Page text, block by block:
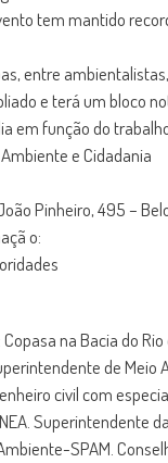
tem mantido
entre
e terá um bloco
em função do
e Cidadania
Pinheiro, 495 –
o:
na Bacia do Rio
de Meio
civil com
Superintendente
SPAM.